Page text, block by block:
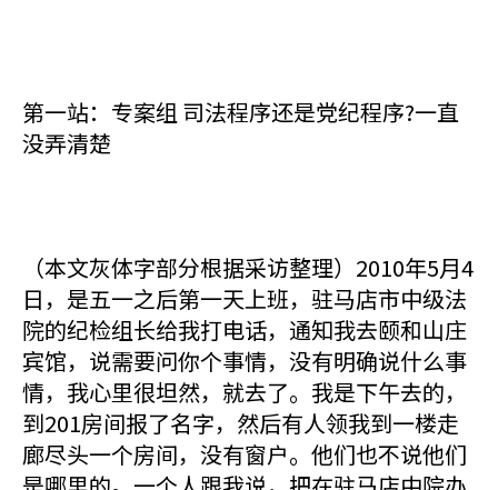
第一站：专案组 司法程序还是党纪程序?一直
没弄清楚
（本文灰体字部分根据采访整理）2010年5月4
日，是五一之后第一天上班，驻马店市中级法
院的纪检组长给我打电话，通知我去颐和山庄
宾馆，说需要问你个事情，没有明确说什么事
情，我心里很坦然，就去了。我是下午去的，
到201房间报了名字，然后有人领我到一楼走
廊尽头一个房间，没有窗户。他们也不说他们